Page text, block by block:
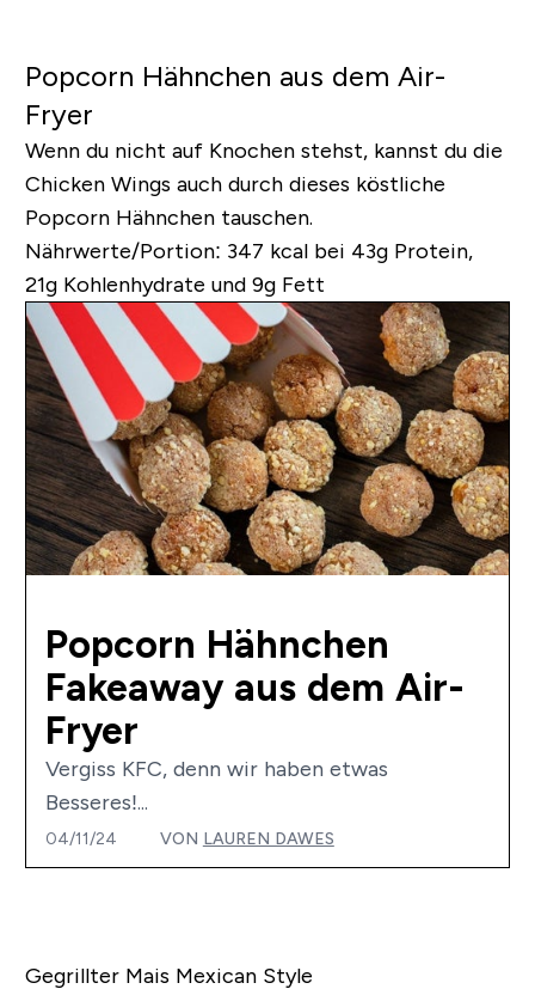
Popcorn Hähnchen aus dem Air-
Fryer
Wenn du nicht auf Knochen stehst, kannst du die
Chicken Wings auch durch dieses köstliche
Popcorn Hähnchen tauschen.
Nährwerte/Portion: 347 kcal bei 43g Protein,
21g Kohlenhydrate und 9g Fett
Popcorn Hähnchen
Fakeaway aus dem Air-
Fryer
Vergiss KFC, denn wir haben etwas
Besseres!...
04/11/24 VON LAUREN DAWES
Gegrillter Mais Mexican Style